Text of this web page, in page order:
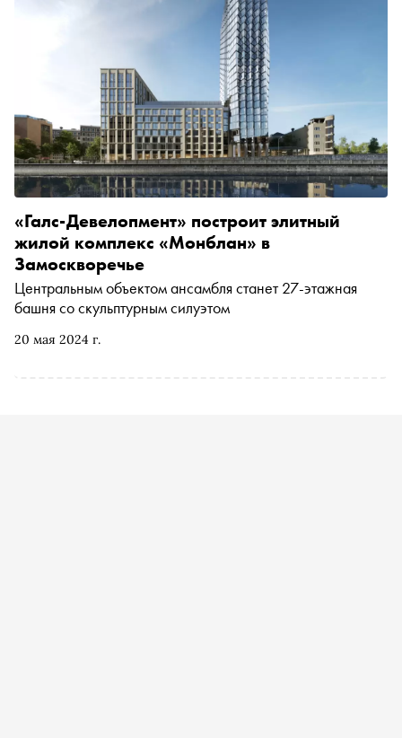
20 мая 2024 г.
«Галс-Девелопмент» построит элитный
жилой комплекс «Монблан» в
Замоскворечье
Центральным объектом ансамбля станет 27-этажная
башня со скульптурным силуэтом